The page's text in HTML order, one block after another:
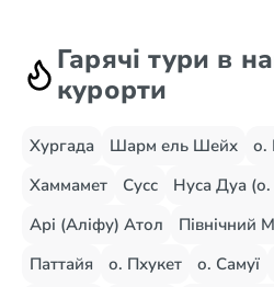
Гарячі тури в
курорти
Хургада Шарм ель Шейх о.
Хаммамет
Сусс
Нуса Дуа (о.
Арі (Аліфу) Атол
Північний
Паттайя
о. Пхукет о. Самуї